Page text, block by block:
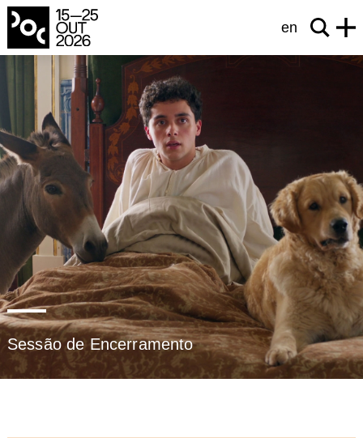
en
Sessão de Encerramento